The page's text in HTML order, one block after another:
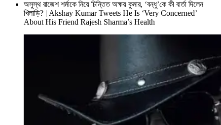
অসুস্থ রাজেশ শর্মাকে নিয়ে চিন্তিত অক্ষয় কুমার, ‘বন্ধু’কে কী বার্তা দিলেন
খিলাড়ি? | Akshay Kumar Tweets He Is ‘Very Concerned’
About His Friend Rajesh Sharma’s Health